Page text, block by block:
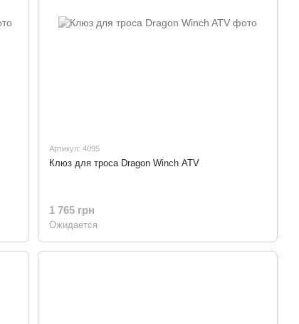
Артикул: 4095
Клюз для троса Dragon Winch ATV
1 765 грн
Ожидается